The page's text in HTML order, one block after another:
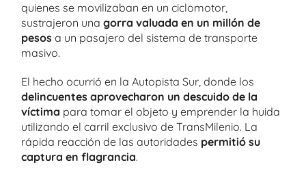
quienes se movilizaban en un ciclomotor,
sustrajeron una gorra valuada en un millón de
pesos a un pasajero del sistema de transporte
masivo.
El hecho ocurrió en la Autopista Sur, donde los
delincuentes aprovecharon un descuido de la
víctima para tomar el objeto y emprender la huida
utilizando el carril exclusivo de TransMilenio. La
rápida reacción de las autoridades permitió su
captura en flagrancia.